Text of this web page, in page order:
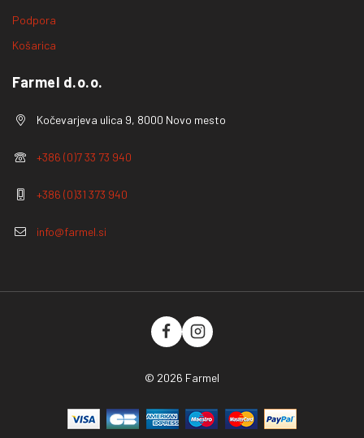
Podpora
Košarica
Farmel d.o.o.
Kočevarjeva ulica 9, 8000 Novo mesto
+386 (0)7 33 73 940
+386 (0)31 373 940
info@farmel.si
© 2026 Farmel